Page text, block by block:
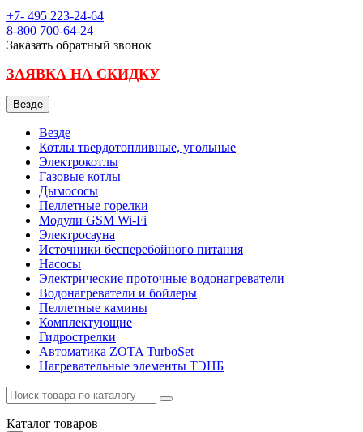
+7- 495 223-24-64
8-800 700-64-24
Заказать обратный звонок
ЗАЯВКА НА СКИДКУ
Везде
Везде
Котлы твердотопливные, угольные
Электрокотлы
Газовые котлы
Дымососы
Пеллетные горелки
Модули GSM Wi-Fi
Электросауна
Источники бесперебойного питания
Насосы
Электрические проточные водонагреватели
Водонагреватели и бойлеры
Пеллетные камины
Комплектующие
Гидрострелки
Автоматика ZOTA TurboSet
Нагревательные элементы ТЭНБ
Каталог товаров